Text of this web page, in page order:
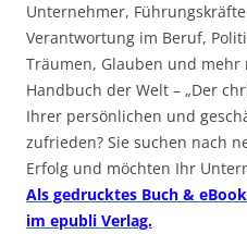
Unternehmer,
Verantwortung im Beruf,
Träumen, Glauben und
Handbuch der Welt – „Der
Ihrer persönlichen und
zufrieden? Sie suchen nach
Erfolg und möchten Ihr
Als gedrucktes Buch &
im epubli Verlag.